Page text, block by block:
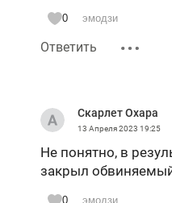
0 эмодзи
Ответить
Скарлет Охара
13 Апреля 2023 19:25
Не понятно, в
закрыл
0 эмодзи